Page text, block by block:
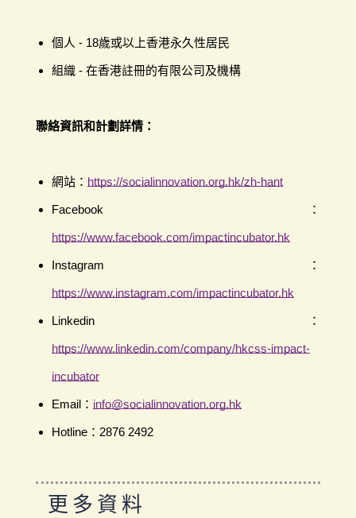
個人 - 18歲或以上香港永久性居民
組織 - 在香港註冊的有限公司及機構
聯絡資訊和計劃詳情：
網站： https://socialinnovation.org.hk/zh-hant
Facebook：
https://www.facebook.com/impactincubator.hk
Instagram：
https://www.instagram.com/impactincubator.hk
Linkedin：
https://www.linkedin.com/company/hkcss-impact-
incubator
Email： info@socialinnovation.org.hk
Hotline：2876 2492
更多資料